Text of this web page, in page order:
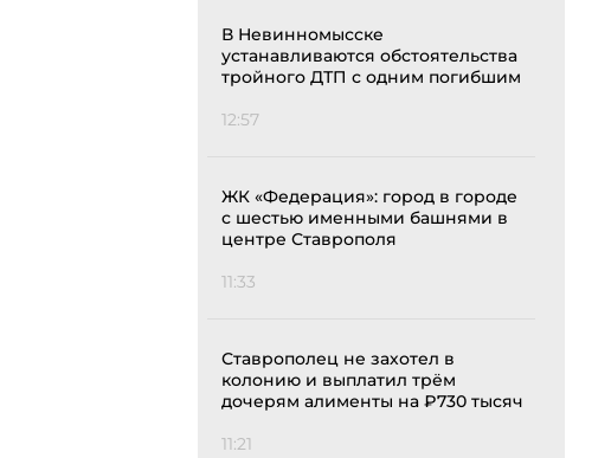
В Невинномысске
устанавливаются обстоятельства
тройного ДТП с одним погибшим
12:57
ЖК «Федерация»: город в городе
с шестью именными башнями в
центре Ставрополя
11:33
Ставрополец не захотел в
колонию и выплатил трём
дочерям алименты на ₽730 тысяч
11:21